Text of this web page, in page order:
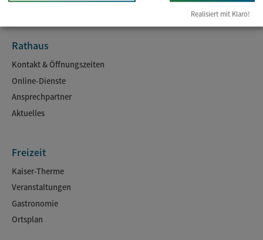
Rathaus
Kontakt & Öffnungszeiten
Online-Dienste
Ansprechpartner
Aktuelles
Freizeit
Kaiser-Therme
Veranstaltungen
Gastronomie
Ortsplan
Realisiert mit Klaro!